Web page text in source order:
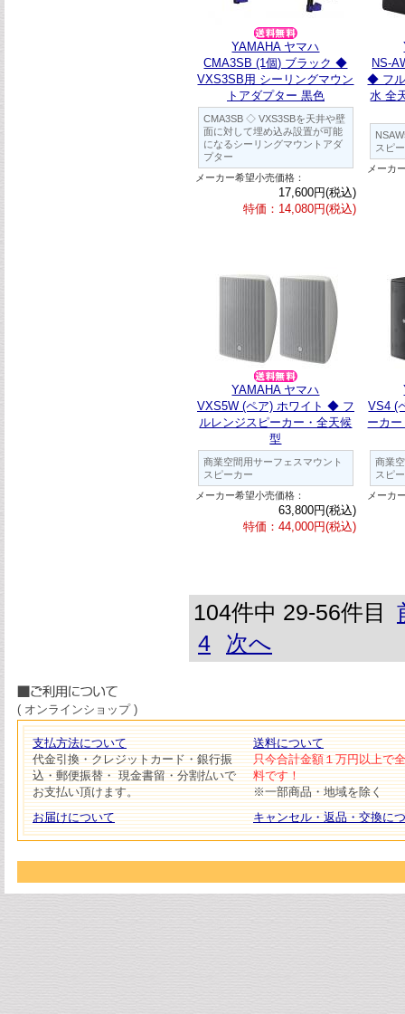
YAMAHA ヤマハ
CMA3SB (1個) ブラック ◆
VXS3SB用 シーリングマウン
トアダプター 黒色
CMA3SB ◇ VXS3SBを天井や壁
面に対して埋め込み設置が可能
になるシーリングマウントアダ
プター
メーカー希望小売価格：
17,600円(税込)
特価：14,080円(税込)
NS-
◆ フル
水 全
スピ
メーカ
YAMAHA ヤマハ
VXS5W (ペア) ホワイト ◆ フ
ルレンジスピーカー・全天候
型
商業空間用サーフェスマウント
スピーカー
メーカー希望小売価格：
63,800円(税込)
特価：44,000円(税込)
VS4 (
ーカ
商業
スピ
メーカ
104件中 29-56件目
4
次へ
( オンラインショップ )
支払方法について
代金引換・クレジットカード・銀行振
込・郵便振替・ 現金書留・分割払いで
お支払い頂けます。
お届けについて
送料について
只今合計金額１万円以上で
料です！
※一部商品・地域を除く
キャンセル・返品・交換に